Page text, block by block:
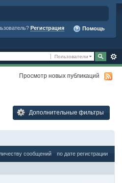
Регистрация Помощь
Пользователи
Просмотр новых публикаций
Дополнительные фильтры
сообщений по дате регистрации